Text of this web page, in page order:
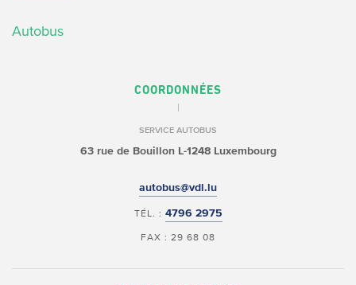
Autobus
COORDONNÉES
SERVICE AUTOBUS
63 rue de BouillonL-1248 Luxembourg
autobus@vdl.lu
TÉL. : 4796 2975
FAX : 29 68 08